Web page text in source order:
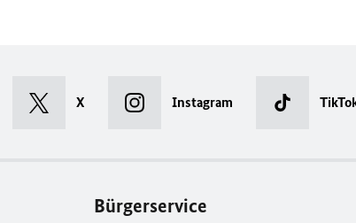
X Instagram
Bürgerservice